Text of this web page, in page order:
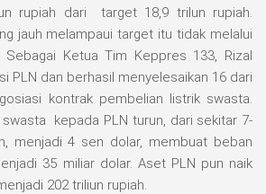
rupiah dari target 18,9 trilun rupiah.
jauh melampaui target itu tidak melalui
Sebagai Ketua Tim Keppres 133, Rizal
PLN dan berhasil menyelesaikan 16 dari
kontrak pembelian listrik swasta.
kepada PLN turun, dari sekitar 7-
menjadi 4 sen dolar, membuat beban
35 miliar dolar. Aset PLN pun naik
202 triliun rupiah.